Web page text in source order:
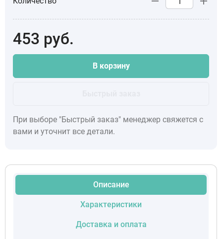
453 руб.
В корзину
При выборе "Быстрый заказ" менеджер свяжется с
вами и уточнит все детали.
Описание
Характеристики
Доставка и оплата